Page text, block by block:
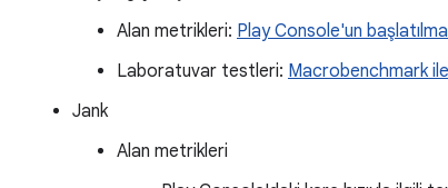
Alan metrikleri: Play Console'un
Laboratuvar testleri: Macrobenchmark
Jank
Alan metrikleri